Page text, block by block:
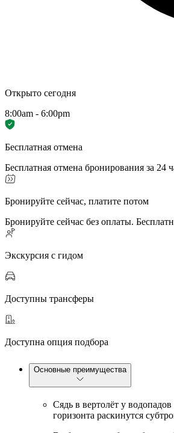
Открыто сегодня
8:00am - 6:00pm
Бесплатная отмена
Бесплатная отмена бронирования за 24
Бронируйте сейчас, платите потом
Бронируйте сейчас без оплаты.
Экскурсия с гидом
Доступны трансферы
Доступна опция подбора
Основные преимущества
Сядь в вертолёт у
горизонта раскинутся